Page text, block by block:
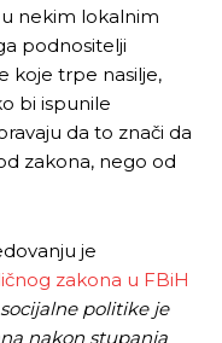
nekim lokalnim
podnositelji
koje trpe nasilje,
bi ispunile
da to znači da
zakona, nego od
je
zakona u FBiH
politike je
nakon stupanja